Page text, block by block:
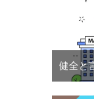
健全と